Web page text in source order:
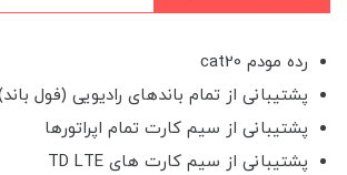
رده مودم cat20
پشتیبانی از تمام باندهای رادیویی (فول
پشتیبانی از سیم کارت تمام اپراتورها
پشتیبانی از سیم کارت های TD LTE